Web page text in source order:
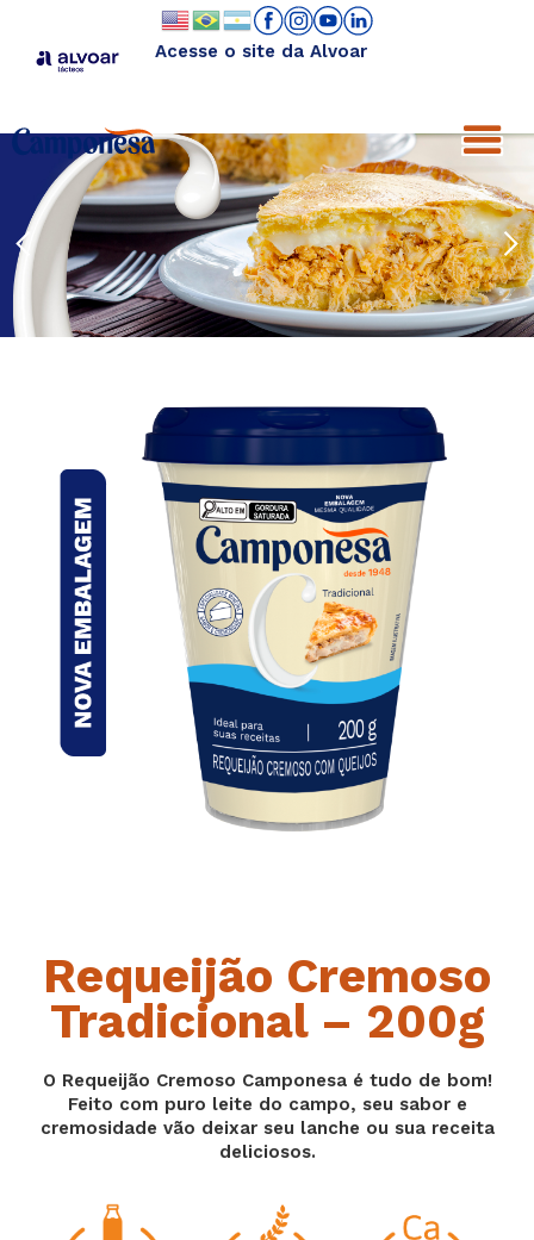
Acesse o site da Alvoar
Requeijão Cremoso
Tradicional – 200g
O Requeijão Cremoso Camponesa é tudo de bom!
Feito com puro leite do campo, seu sabor e
cremosidade vão deixar seu lanche ou sua receita
deliciosos.